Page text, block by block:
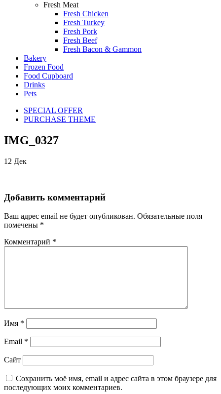
Fresh Meat
Fresh Chicken
Fresh Turkey
Fresh Pork
Fresh Beef
Fresh Bacon & Gammon
Bakery
Frozen Food
Food Cupboard
Drinks
Pets
SPECIAL OFFER
PURCHASE THEME
IMG_0327
12 Дек
Добавить комментарий
Ваш адрес email не будет опубликован. Обязательные поля
помечены *
Комментарий *
Имя *
Email *
Сайт
Сохранить моё имя, email и адрес сайта в этом браузере для
последующих моих комментариев.